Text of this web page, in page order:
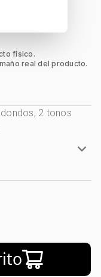
físico.
real del producto.
2 tonos